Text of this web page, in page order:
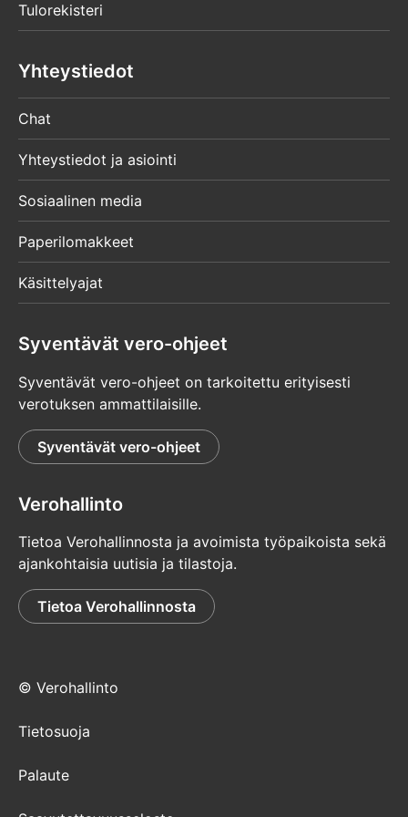
Voit hoitaa alaikäisen lapsesi veroasioita
OmaVeroon ja valitse ”Asioi toisen henkilön
Lue lisää lapsen puolesta asioinnista
Edunvalvontaan perustuva asiointi
edunvalvontavaltuutus on vahvistettu tai sinut
Kirjaudu OmaVeroon ja valitse ”Asioi toisen
henkilön puolesta”.
Lue lisää Näin valtuutat -sivulta kohdasta
edunvalvoja”
Huomaa: Jos olet yleinen edunvalvoja, voit
asioida ainoastaan paperilomakkeilla.
Huomio
osio
Tulorekisteri
Yhteystiedot
Chat
Yhteystiedot ja asiointi
Sosiaalinen media
Paperilomakkeet
Käsittelyajat
Syventävät vero-ohjeet
Syventävät vero-ohjeet on tarkoitettu erityisesti
verotuksen ammattilaisille.
Syventävät vero-ohjeet
Verohallinto
Tietoa Verohallinnosta ja avoimista työpaikoista sekä
ajankohtaisia uutisia ja tilastoja.
Tietoa Verohallinnosta
© Verohallinto
Tietosuoja
Palaute